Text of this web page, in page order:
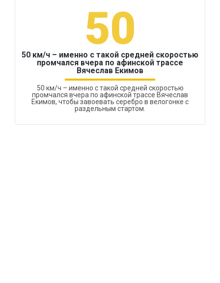
50
50 км/ч – именно с такой средней скоростью
промчался вчера по афинской трассе
Вячеслав Екимов
50 км/ч – именно с такой средней скоростью
промчался вчера по афинской трассе Вячеслав
Екимов, чтобы завоевать серебро в велогонке с
раздельным стартом.